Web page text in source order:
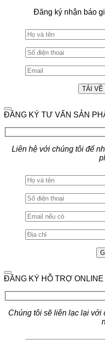
Đăng ký nhận báo
ĐĂNG KÝ TƯ VẤN SẢN
Liên hệ với chúng tôi để
ĐĂNG KÝ HỖ TRỢ ONLINE
Chúng tôi sẽ liên lạc lại với